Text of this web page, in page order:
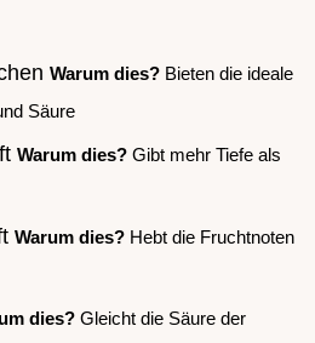
Warum dies? Bieten die ideale
Säure
Warum dies? Gibt mehr Tiefe als
Warum dies? Hebt die Fruchtnoten
dies? Gleicht die Säure der